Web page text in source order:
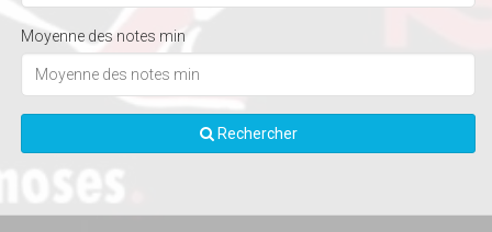
Moyenne des notes min
Rechercher